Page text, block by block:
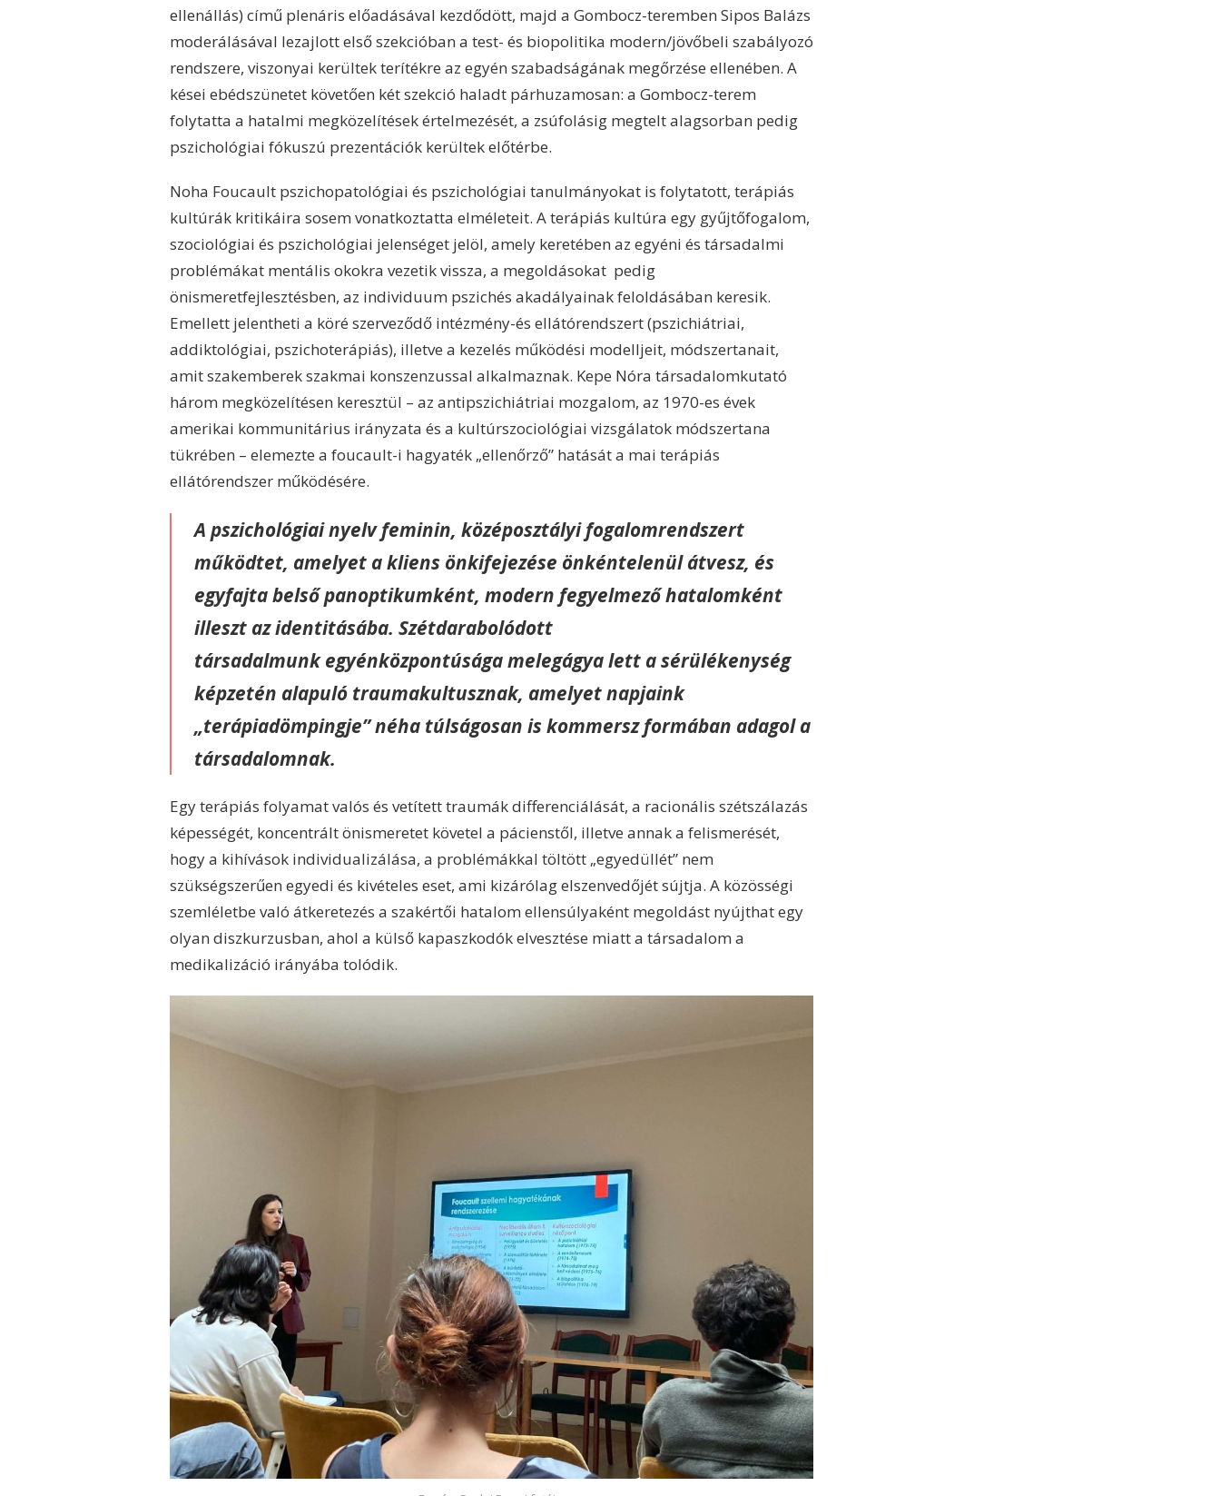
ellenállás) című plenáris előadásával kezdődött, majd a Gombocz-teremben Sipos Balázs
moderálásával lezajlott első szekcióban a test- és biopolitika modern/jövőbeli szabályozó
rendszere, viszonyai kerültek terítékre az egyén szabadságának megőrzése ellenében. A
kései ebédszünetet követően két szekció haladt párhuzamosan: a Gombocz-terem
folytatta a hatalmi megközelítések értelmezését, a zsúfolásig megtelt alagsorban pedig
pszichológiai fókuszú prezentációk kerültek előtérbe.
Noha Foucault pszichopatológiai és pszichológiai tanulmányokat is folytatott, terápiás
kultúrák kritikáira sosem vonatkoztatta elméleteit. A terápiás kultúra egy gyűjtőfogalom,
szociológiai és pszichológiai jelenséget jelöl, amely keretében az egyéni és társadalmi
problémákat mentális okokra vezetik vissza, a megoldásokat pedig
önismeretfejlesztésben, az individuum pszichés akadályainak feloldásában keresik.
Emellett jelentheti a köré szerveződő intézmény-és ellátórendszert (pszichiátriai,
addiktológiai, pszichoterápiás), illetve a kezelés működési modelljeit, módszertanait,
amit szakemberek szakmai konszenzussal alkalmaznak. Kepe Nóra társadalomkutató
három megközelítésen keresztül – az antipszichiátriai mozgalom, az 1970-es évek
amerikai kommunitárius irányzata és a kultúrszociológiai vizsgálatok módszertana
tükrében – elemezte a foucault-i hagyaték „ellenőrző” hatását a mai terápiás
ellátórendszer működésére.
A pszichológiai nyelv feminin, középosztályi fogalomrendszert
működtet, amelyet a kliens önkifejezése önkéntelenül átvesz, és
egyfajta belső panoptikumként, modern fegyelmező hatalomként
illeszt az identitásába. Szétdarabolódott
társadalmunk egyénközpontúsága melegágya lett a sérülékenység
képzetén alapuló traumakultusznak, amelyet napjaink
„terápiadömpingje” néha túlságosan is kommersz formában adagol a
társadalomnak.
Egy terápiás folyamat valós és vetített traumák differenciálását, a racionális szétszálazás
képességét, koncentrált önismeretet követel a pácienstől, illetve annak a felismerését,
hogy a kihívások individualizálása, a problémákkal töltött „egyedüllét” nem
szükségszerűen egyedi és kivételes eset, ami kizárólag elszenvedőjét sújtja. A közösségi
szemléletbe való átkeretezés a szakértői hatalom ellensúlyaként megoldást nyújthat egy
olyan diszkurzusban, ahol a külső kapaszkodók elvesztése miatt a társadalom a
medikalizáció irányába tolódik.